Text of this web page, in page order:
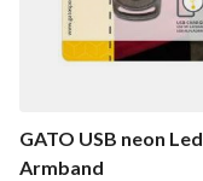
GATO USB neon Led
Armband